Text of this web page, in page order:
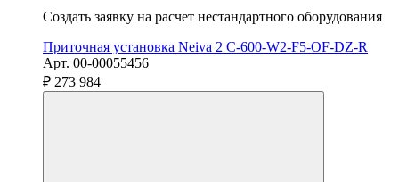
Создать заявку на расчет нестандартного оборудования
Приточная установка Neiva 2 C-600-W2-F5-OF-DZ-R
Арт. 00-00055456
₽ 273 984